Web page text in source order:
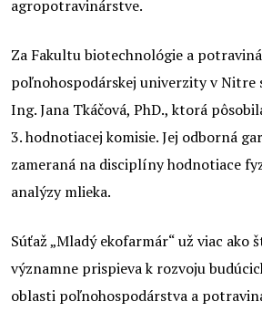
agropotravinárstve.
Za Fakultu biotechnológie a
poľnohospodárskej univerzity v Nitre
Ing. Jana Tkáčová, PhD., ktorá
3. hodnotiacej komisie. Jej odborná
zameraná na disciplíny hodnotiace
analýzy mlieka.
Súťaž „Mladý ekofarmár“ už viac ako
významne prispieva k rozvoju
oblasti poľnohospodárstva a